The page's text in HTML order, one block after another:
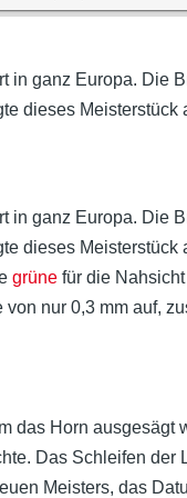
ganz Europa. Die
dieses
ganz Europa. Die
dieses
grüne für die
nur 0,3 mm auf,
Horn ausgesägt
Das Schleifen
Meisters, das